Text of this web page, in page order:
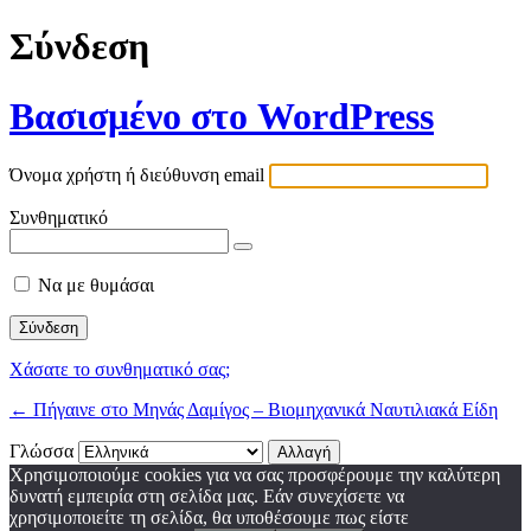
Σύνδεση
Βασισμένο στο WordPress
Όνομα χρήστη ή διεύθυνση email
Συνθηματικό
Να με θυμάσαι
Χάσατε το συνθηματικό σας;
← Πήγαινε στο Μηνάς Δαμίγος – Βιομηχανικά Ναυτιλιακά Είδη
Γλώσσα
Χρησιμοποιούμε cookies για να σας προσφέρουμε την καλύτερη
δυνατή εμπειρία στη σελίδα μας. Εάν συνεχίσετε να
χρησιμοποιείτε τη σελίδα, θα υποθέσουμε πως είστε